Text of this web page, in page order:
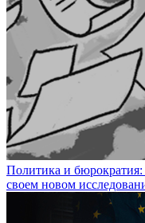
Политика и
своем новом